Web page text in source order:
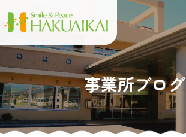
事業所ブログ